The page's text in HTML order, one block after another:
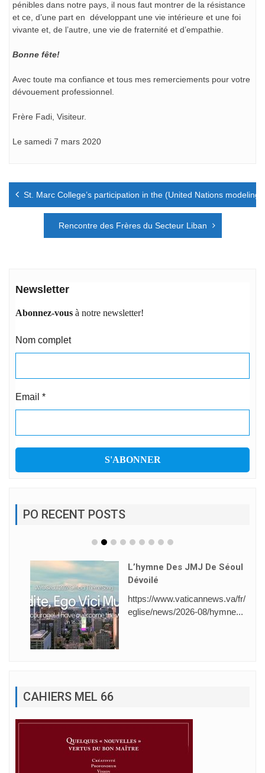
pénibles dans notre pays, il nous faut montrer de la résistance
et ce, d’une part en développant une vie intérieure et une foi
vivante et, de l’autre, une vie de fraternité et d’empathie.
Bonne fête!
Avec toute ma confiance et tous mes remerciements pour votre
dévouement professionnel.
Frère Fadi, Visiteur.
Le samedi 7 mars 2020
Navigation
St. Marc College’s participation in the (United Nations modeling)
Rencontre des Frères du Secteur Liban
Newsletter
Abonnez-vous à notre newsletter!
Nom complet
Email *
PO RECENT POSTS
L’hymne Des JMJ De Séoul
Dévoilé
https://www.vaticannews.va/fr/
eglise/news/2026-08/hymne...
CAHIERS MEL 66